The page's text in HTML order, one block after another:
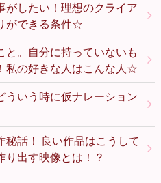
がしたい！理想のクライア
ができる条件☆
と。自分に持っていないも
私の好きな人はこんな人☆
ういう時に仮ナレーション
話！ 良い作品はこうして
出す映像とは！？